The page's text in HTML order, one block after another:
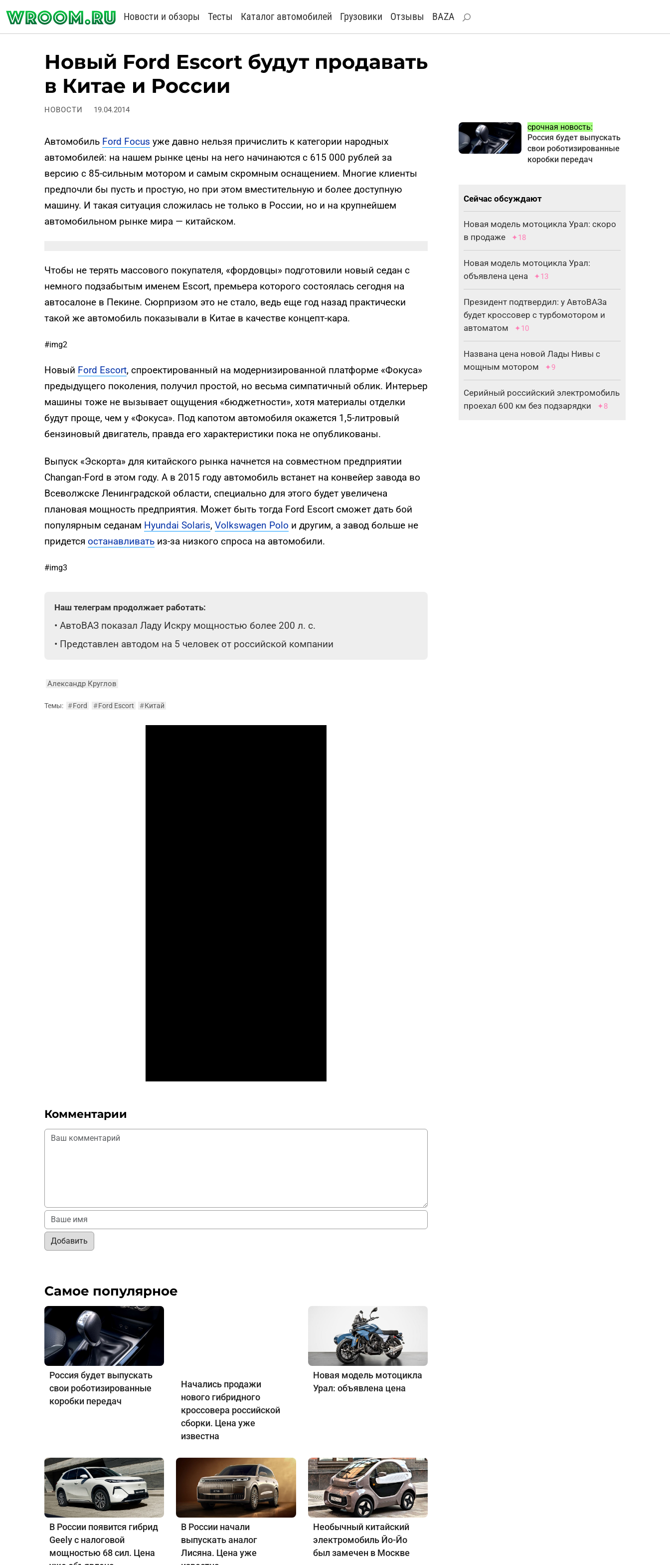
Новости и обзоры Тесты Каталог автомобилей Грузовики Отзывы BAZA
Новый Ford Escort будут продавать
в Китае и России
НОВОСТИ 19.04.2014
Автомобиль Ford Focus уже давно нельзя причислить к категории народных
автомобилей: на нашем рынке цены на него начинаются с 615 000 рублей за
версию с 85-сильным мотором и самым скромным оснащением. Многие клиенты
предпочли бы пусть и простую, но при этом вместительную и более доступную
машину. И такая ситуация сложилась не только в России, но и на крупнейшем
автомобильном рынке мира — китайском.
Чтобы не терять массового покупателя, «фордовцы» подготовили новый седан с
немного подзабытым именем Escort, премьера которого состоялась сегодня на
автосалоне в Пекине. Сюрпризом это не стало, ведь еще год назад практически
такой же автомобиль показывали в Китае в качестве концепт-кара.
#img2
Новый Ford Escort, спроектированный на модернизированной платформе «Фокуса»
предыдущего поколения, получил простой, но весьма симпатичный облик. Интерьер
машины тоже не вызывает ощущения «бюджетности», хотя материалы отделки
будут проще, чем у «Фокуса». Под капотом автомобиля окажется 1,5-литровый
бензиновый двигатель, правда его характеристики пока не опубликованы.
Выпуск «Эскорта» для китайского рынка начнется на совместном предприятии
Changan-Ford в этом году. А в 2015 году автомобиль встанет на конвейер завода во
Всеволжске Ленинградской области, специально для этого будет увеличена
плановая мощность предприятия. Может быть тогда Ford Escort сможет дать бой
популярным седанам Hyundai Solaris, Volkswagen Polo и другим, а завод больше не
придется останавливать из-за низкого спроса на автомобили.
#img3
Наш телеграм продолжает работать:
• АвтоВАЗ показал Ладу Искру мощностью более 200 л. с.
• Представлен автодом на 5 человек от российской компании
Александр Круглов
Темы: #Ford #Ford Escort #Китай
Комментарии
Добавить
Самое популярное
Россия будет выпускать
свои роботизированные
коробки передач
Начались продажи
нового гибридного
кроссовера российской
сборки. Цена уже
известна
Новая модель мотоцикла
Урал: объявлена цена
В России появится гибрид
Geely с налоговой
мощностью 68 сил. Цена
В России начали
выпускать аналог
Лисяна. Цена уже
Необычный китайский
электромобиль Йо-Йо
был замечен в Москве
срочная новость:
Россия будет выпускать
свои роботизированные
коробки передач
Сейчас обсуждают
Новая модель мотоцикла Урал: скоро
в продаже
✦18
Новая модель мотоцикла Урал:
объявлена цена
✦13
Президент подтвердил: у АвтоВАЗа
будет кроссовер с турбомотором и
автоматом
✦10
Названа цена новой Лады Нивы с
мощным мотором
✦9
Серийный российский электромобиль
проехал 600 км без подзарядки
✦8